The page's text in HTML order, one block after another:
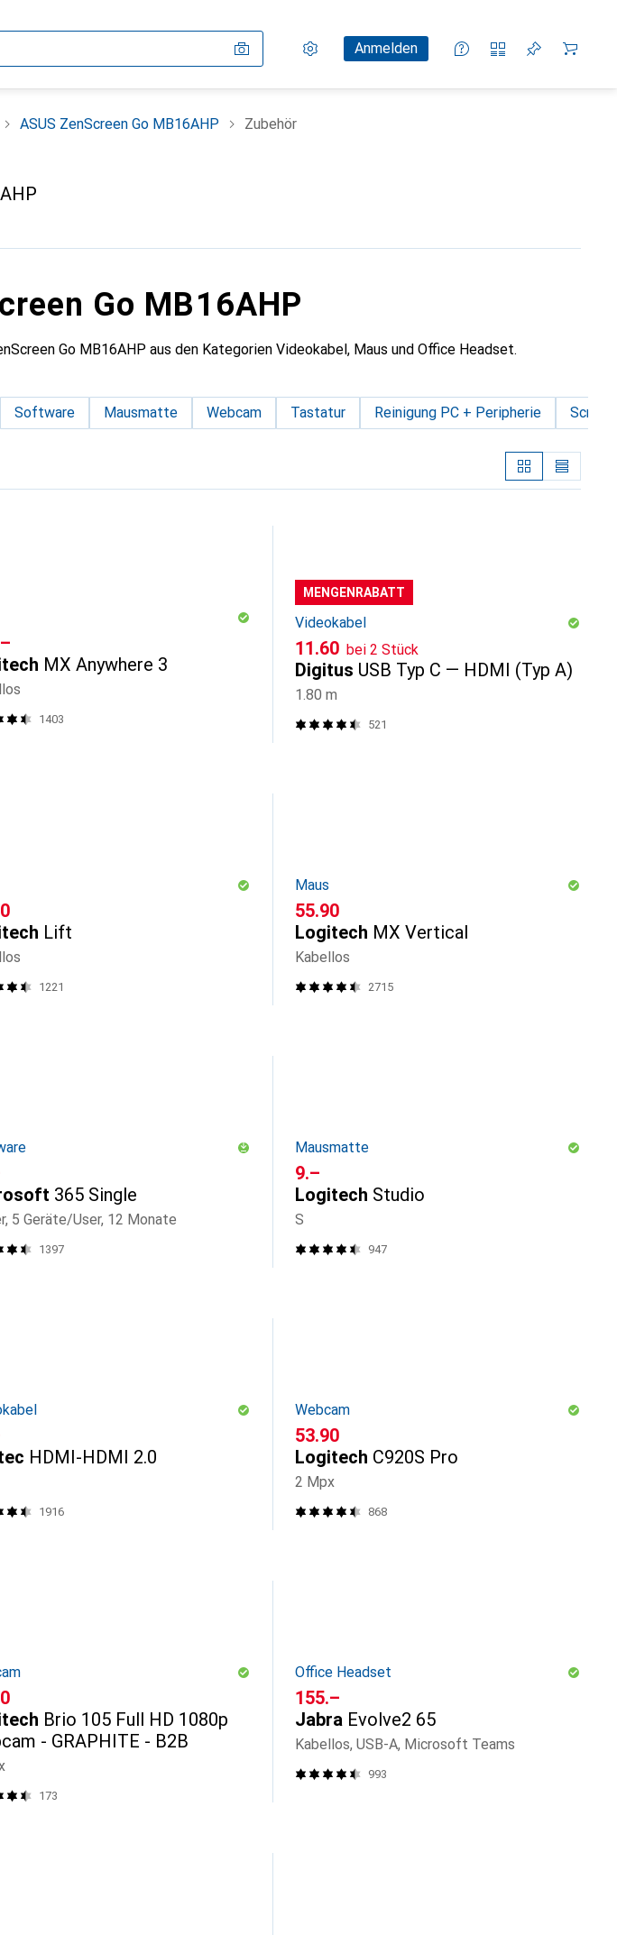
Einstellungen
KundenkontoAnmelden
Vergleichslisten
Merklisten
Warenkorb
ASUS ZenScreen Go MB16AHP Zubehör
Go MB16AHP
Go MB16AHP aus den Kategorien Videokabel, Maus und Office Headset.
Software Mausmatte Webcam Tastatur Reinigung PC + Peripherie
MX Anywhere 3
1403
MENGENRABATT
Videokabel
CHF
11.60 bei 2 Stück
Digitus USB Typ C — HDMI (Typ A)
1.80 m
521
Lift
1221
Maus
CHF
55.90
Logitech MX Vertical
Kabellos
2715
365 Single
5 Geräte/User, 12 Monate
1397
Mausmatte
CHF
9.–
Logitech Studio
S
947
HDMI-HDMI 2.0
1916
Webcam
CHF
53.90
Logitech C920S Pro
2 Mpx
868
Brio 105 Full HD 1080p
- GRAPHITE - B2B
173
Office Headset
CHF
155.–
Jabra Evolve2 65
Kabellos, USB-A, Microsoft Teams
993